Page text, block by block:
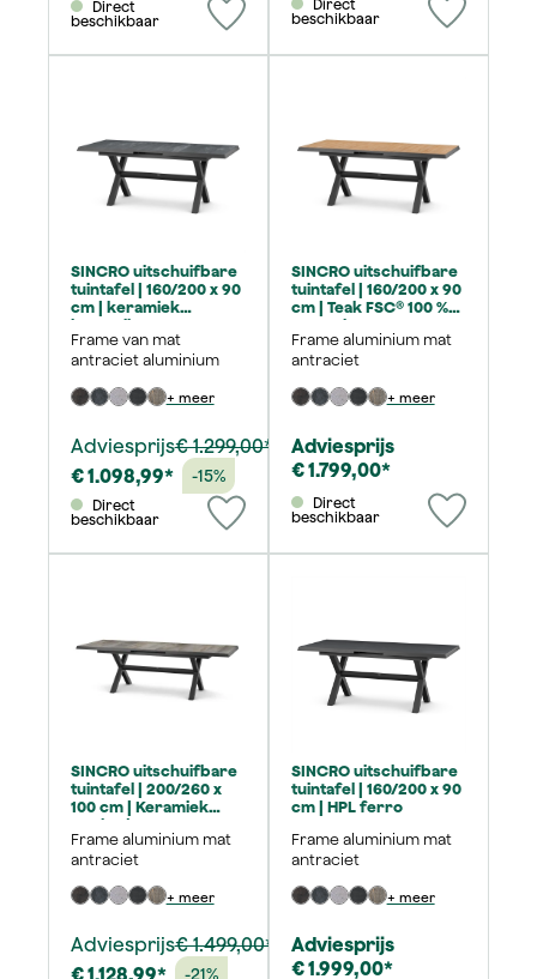
beschikbaar
beschikbaar
SINCRO uitschuifbare
tuintafel | 160/200 x 90
cm | keramiek
houtgrijs
Frame van mat
antraciet aluminium
+ meer
Adviesprijs€ 1.299,00*
€ 1.098,99*
-15%
beschikbaar
SINCRO uitschuifbare
tuintafel | 160/200 x 90
cm | Teak FSC® 100 %
naturel
Frame aluminium mat
antraciet
+ meer
Adviesprijs
€ 1.799,00*
beschikbaar
SINCRO uitschuifbare
tuintafel | 200/260 x
100 cm | Keramiek
washed-grey
Frame aluminium mat
antraciet
+ meer
Adviesprijs€ 1.499,00*
€ 1.128,99*
-21%
SINCRO uitschuifbare
tuintafel | 160/200 x 90
cm | HPL ferro
Frame aluminium mat
antraciet
+ meer
Adviesprijs
€ 1.999,00*